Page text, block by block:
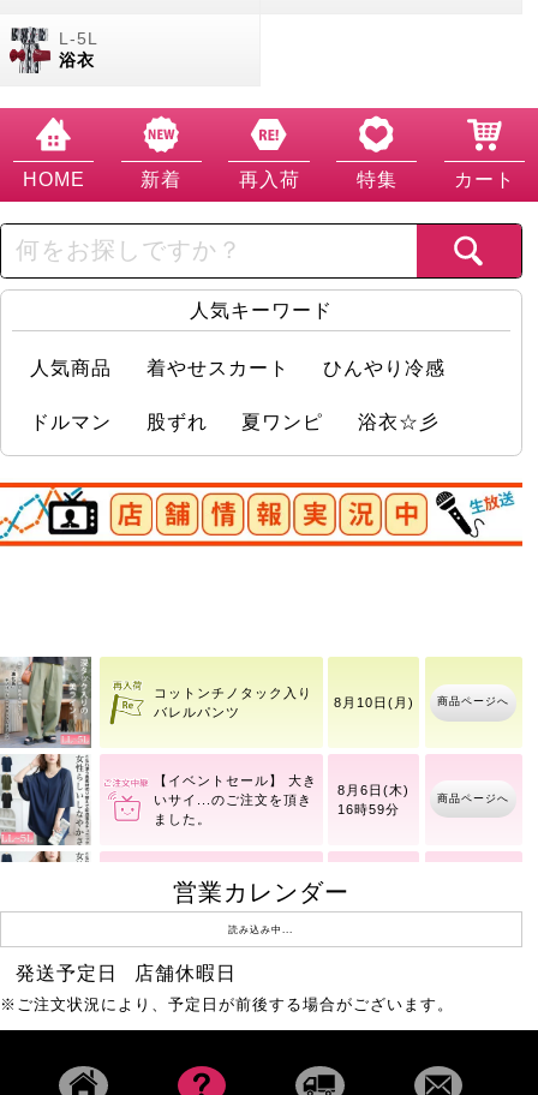
浴衣
HOME 新着 再入荷 特集 カート
人気キーワード
人気商品 着やせスカート ひんやり冷感
ドルマン 股ずれ 夏ワンピ 浴衣☆彡
店舗情報実況中
コットンチノタック入り
バレルパンツ
8月10日(月) 商品ページへ
【イベントセール】 大き
いサイ
8月6日(木)
16時59分
商品ページへ
【イベントセール】 大き
いサイ
8月6日(木)
重ね着風ニットパーカー
トップス
ワッフルベストフェイク
8月10日(月) 商品ページへ
営業カレンダー
読み込み中...
発送予定日 店舗休暇日
※ご注文状況により、予定日が前後する場合がございます。